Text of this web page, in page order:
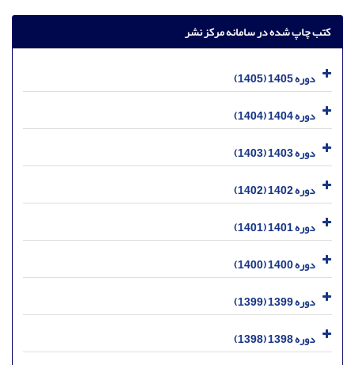
کتب چاپ شده در سامانه مرکز نشر
دوره 1405 (1405)
دوره 1404 (1404)
دوره 1403 (1403)
دوره 1402 (1402)
دوره 1401 (1401)
دوره 1400 (1400)
دوره 1399 (1399)
دوره 1398 (1398)